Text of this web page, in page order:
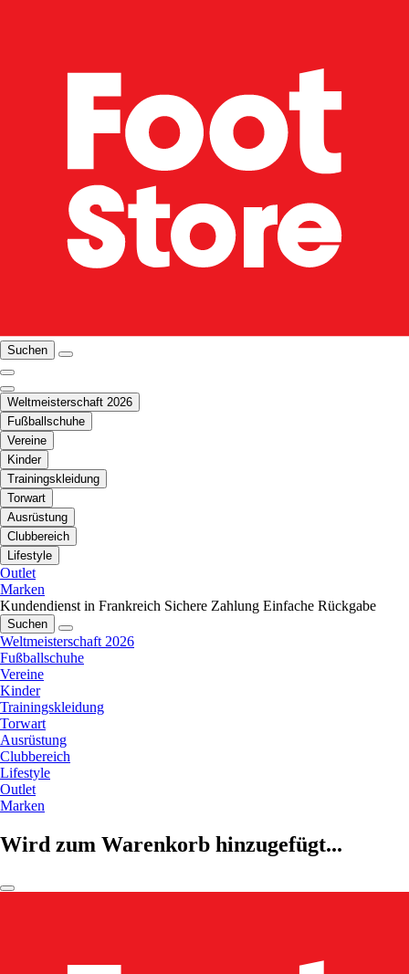
Suchen
Weltmeisterschaft 2026
Fußballschuhe
Vereine
Kinder
Trainingskleidung
Torwart
Ausrüstung
Clubbereich
Lifestyle
Outlet
Marken
Kundendienst in Frankreich Sichere Zahlung Einfache Rückgabe
Suchen
Weltmeisterschaft 2026
Fußballschuhe
Vereine
Kinder
Trainingskleidung
Torwart
Ausrüstung
Clubbereich
Lifestyle
Outlet
Marken
Wird zum Warenkorb hinzugefügt...